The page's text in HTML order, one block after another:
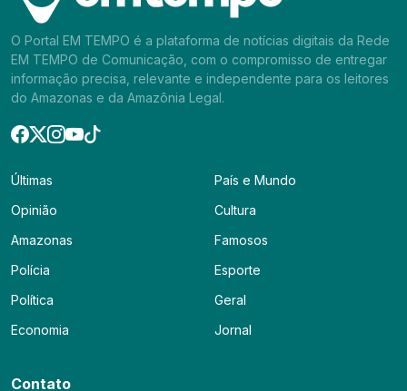
O Portal EM TEMPO é a plataforma de notícias digitais da Rede
EM TEMPO de Comunicação, com o compromisso de entregar
informação precisa, relevante e independente para os leitores
do Amazonas e da Amazônia Legal.
Últimas
Opinião
Amazonas
Polícia
Política
Economia
País e Mundo
Cultura
Famosos
Esporte
Geral
Jornal
Contato